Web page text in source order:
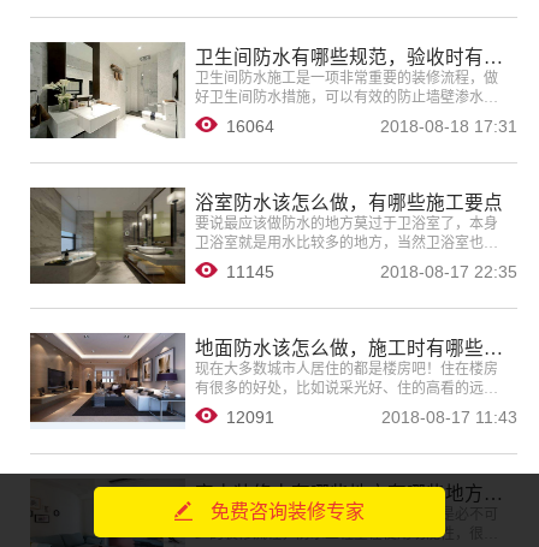
卫生间防水有哪些规范，验收时有哪些标准
卫生间防水施工是一项非常重要的装修流程，做
好卫生间防水措施，可以有效的防止墙壁渗水，
地面漏水等现象，还可以增加卫生间美观度。
16064 2018-08-18 17:31
浴室防水该怎么做，有哪些施工要点
要说最应该做防水的地方莫过于卫浴室了，本身
卫浴室就是用水比较多的地方，当然卫浴室也是
最潮湿的地方，只有做好了卫浴室的防水工作，
才能更好的保护卫浴室。
11145 2018-08-17 22:35
地面防水该怎么做，施工时有哪些注意事项
现在大多数城市人居住的都是楼房吧！住在楼房
有很多的好处，比如说采光好、住的高看的远。
但是也有其缺点呢！
12091 2018-08-17 11:43
室内装修中有哪些地方有哪些地方需要做防水
防水工程是家装工程中主要组成部分，是必不可
少的装修流程，防水工程重在使用功能性，很多
免费咨询装修专家